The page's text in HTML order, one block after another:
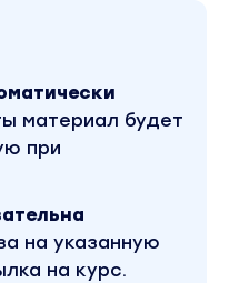
материал будет
при
на указанную
на курс.